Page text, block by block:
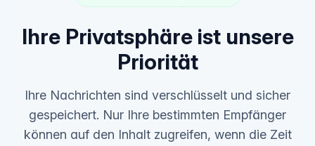
Ihre Privatsphäre ist unsere
Priorität
Ihre Nachrichten sind verschlüsselt und sicher
gespeichert. Nur Ihre bestimmten Empfänger
können auf den Inhalt zugreifen, wenn die Zeit